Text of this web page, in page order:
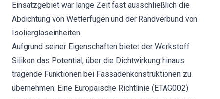
Einsatzgebiet war lange Zeit fast ausschließlich die
Abdichtung von Wetterfugen und der Randverbund von
Isolierglaseinheiten.
Aufgrund seiner Eigenschaften bietet der Werkstoff
Silikon das Potential, über die Dichtwirkung hinaus
tragende Funktionen bei Fassadenkonstruktionen zu
übernehmen. Eine Europäische Richtlinie (ETAG002)